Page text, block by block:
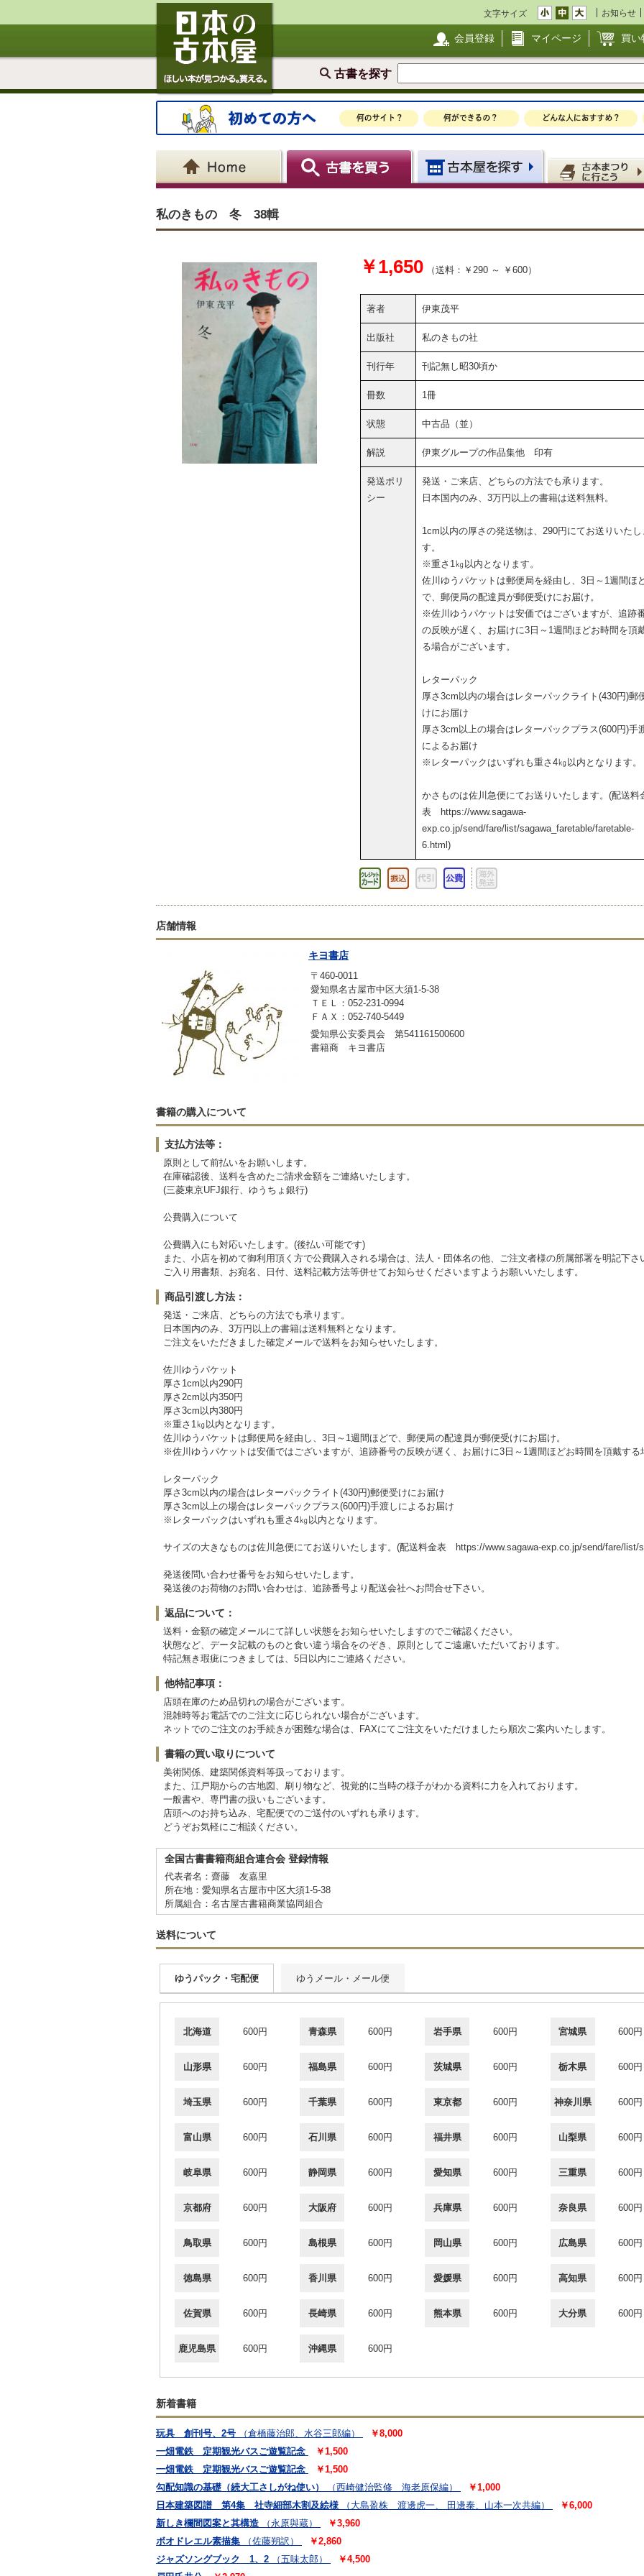
文字サイズ お知らせ
会員登録 マイページ 買い
古書を探す
私のきもの 冬 38輯
￥1,650 （送料：￥290 ～ ￥600）
著者 伊東茂平
出版社 私のきもの社
刊行年 刊記無し昭30頃か
冊数 1冊
状態 中古品（並）
解説 伊東グループの作品集他 印有
発送ポリ
シー
発送・ご来店、どちらの方法でも承ります。
日本国内のみ、3万円以上の書籍は送料無料。
1cm以内の厚さの発送物は、290円にてお送りいたし
す。
※重さ1㎏以内となります。
佐川ゆうパケットは郵便局を経由し、3日～1週間ほ
で、郵便局の配達員が郵便受けにお届け。
※佐川ゆうパケットは安価ではございますが、追跡
の反映が遅く、お届けに3日～1週間ほどお時間を頂
る場合がございます。
レターパック
厚さ3cm以内の場合はレターパックライト(430円)郵
けにお届け
厚さ3cm以上の場合はレターパックプラス(600円)手
によるお届け
※レターパックはいずれも重さ4㎏以内となります。
かさものは佐川急便にてお送りいたします。(配送料
表 https://www.sagawa-
exp.co.jp/send/fare/list/sagawa_faretable/faretable-
6.html)
店舗情報
キヨ書店
〒460-0011
愛知県名古屋市中区大須1-5-38
ＴＥＬ：052-231-0994
ＦＡＸ：052-740-5449
愛知県公安委員会 第541161500600
書籍商 キヨ書店
書籍の購入について
支払方法等：
原則として前払いをお願いします。
在庫確認後、送料を含めたご請求金額をご連絡いたします。
(三菱東京UFJ銀行、ゆうちょ銀行)
公費購入について
公費購入にも対応いたします。(後払い可能です)
また、小店を初めて御利用頂く方で公費購入される場合は、法人・団体名の他、ご注文者様の所属部署を明記下さ
ご入り用書類、お宛名、日付、送料記載方法等併せてお知らせくださいますようお願いいたします。
商品引渡し方法：
発送・ご来店、どちらの方法でも承ります。
日本国内のみ、3万円以上の書籍は送料無料となります。
ご注文をいただきました確定メールで送料をお知らせいたします。
佐川ゆうパケット
厚さ1cm以内290円
厚さ2cm以内350円
厚さ3cm以内380円
※重さ1㎏以内となります。
佐川ゆうパケットは郵便局を経由し、3日～1週間ほどで、郵便局の配達員が郵便受けにお届け。
※佐川ゆうパケットは安価ではございますが、追跡番号の反映が遅く、お届けに3日～1週間ほどお時間を頂戴する
レターパック
厚さ3cm以内の場合はレターパックライト(430円)郵便受けにお届け
厚さ3cm以上の場合はレターパックプラス(600円)手渡しによるお届け
※レターパックはいずれも重さ4㎏以内となります。
サイズの大きなものは佐川急便にてお送りいたします。(配送料金表 https://www.sagawa-exp.co.jp/send/fare/list/
発送後問い合わせ番号をお知らせいたします。
発送後のお荷物のお問い合わせは、追跡番号より配送会社へお問合せ下さい。
返品について：
送料・金額の確定メールにて詳しい状態をお知らせいたしますのでご確認ください。
状態など、データ記載のものと食い違う場合をのぞき、原則としてご遠慮いただいております。
特記無き瑕疵につきましては、5日以内にご連絡ください。
他特記事項：
店頭在庫のため品切れの場合がございます。
混雑時等お電話でのご注文に応じられない場合がございます。
ネットでのご注文のお手続きが困難な場合は、FAXにてご注文をいただけましたら順次ご案内いたします。
書籍の買い取りについて
美術関係、建築関係資料等扱っております。
また、江戸期からの古地図、刷り物など、視覚的に当時の様子がわかる資料に力を入れております。
一般書や、専門書の扱いもございます。
店頭へのお持ち込み、宅配便でのご送付のいずれも承ります。
どうぞお気軽にご相談ください。
全国古書書籍商組合連合会 登録情報
代表者名：齋藤 友嘉里
所在地：愛知県名古屋市中区大須1-5-38
所属組合：名古屋古書籍商業協同組合
送料について
ゆうパック・宅配便 ゆうメール・メール便
北海道 600円 青森県 600円 岩手県 600円 宮城県 600円
山形県 600円 福島県 600円 茨城県 600円 栃木県 600円
埼玉県 600円 千葉県 600円 東京都 600円 神奈川県 600円
富山県 600円 石川県 600円 福井県 600円 山梨県 600円
岐阜県 600円 静岡県 600円 愛知県 600円 三重県 600円
京都府 600円 大阪府 600円 兵庫県 600円 奈良県 600円
鳥取県 600円 島根県 600円 岡山県 600円 広島県 600円
徳島県 600円 香川県 600円 愛媛県 600円 高知県 600円
佐賀県 600円 長崎県 600円 熊本県 600円 大分県 600円
鹿児島県 600円 沖縄県 600円
新着書籍
玩具 創刊号、2号 （倉橋藤治郎、水谷三郎編）
￥8,000
一畑電鉄 定期観光バスご遊覧記念
￥1,500
一畑電鉄 定期観光バスご遊覧記念
￥1,500
勾配知識の基礎（続大工さしがね使い）
（西崎健治監修 海老原保編）
￥1,000
日本建築図譜 第4集 社寺細部木割及絵様
（大島盈株 渡邊虎一、 田邊泰、山本一次共編）
￥6,000
新しき欄間図案と其構造
（永原與蔵）
￥3,960
ボオドレエル素描集
（佐藤朔訳）
￥2,860
ジャズソングブック 1、2
（五味太郎）
￥4,500